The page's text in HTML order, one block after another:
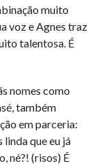
muito
voz e Agnes traz
talentosa. É
nomes como
também
em parceria:
linda que eu já
né?! (risos) É